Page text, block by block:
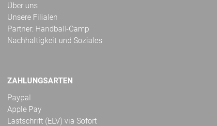
Über uns
Unsere Filialen
Partner: Handball-Camp
Nachhaltigkeit und Soziales
ZAHLUNGSARTEN
Paypal
Apple Pay
Lastschrift (ELV) via Sofort